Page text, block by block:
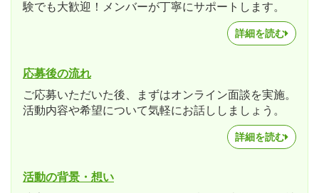
験でも大歓迎！メンバーが丁寧にサポートします。
詳細を読む
応募後の流れ
ご応募いただいた後、まずはオンライン面談を実施。
活動内容や希望について気軽にお話ししましょう。
詳細を読む
活動の背景・想い